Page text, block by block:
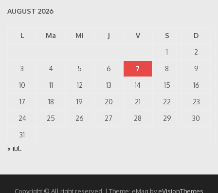
AUGUST 2026
L Ma Mi J V S
D
1
2
3
4 5 6 7 8
9
10
11 12 13 14 15
16
17
18 19 20 21 22
23
24
25 26 27 28 29
30
31
« iul.
Copyright © All right reserved. | Theme: eMag byeVisionThemes